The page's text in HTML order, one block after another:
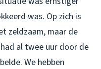
was. Op zich is
zeldzaam, maar de
al twee uur door de
We hebben